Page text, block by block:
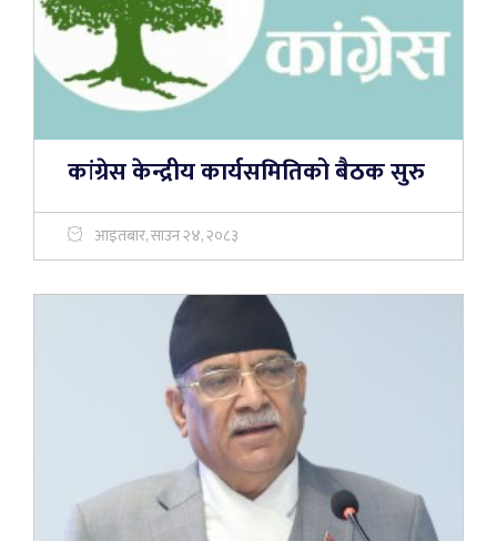
कांग्रेस केन्द्रीय कार्यसमितिको बैठक सुरु
आइतबार, साउन २४, २०८३